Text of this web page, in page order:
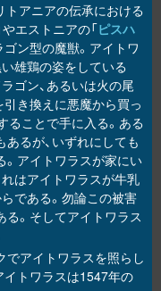
トアニアの伝承における
やエストニアの「ピスハ
ゴン型の魔獣。アイトワ
雄鶏の姿をしている
ゴン、あるいは火の尾
き換えに悪魔から買っ
ることで手に入る。ある
るが、いずれにしても
アイトワラスが家にい
はアイトワラスが牛乳
である。勿論この被害
。そしてアイトワラス
アイトワラスを照らし
イトワラスは1547年の